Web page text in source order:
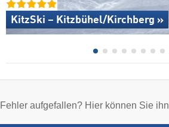
KitzSki – Kitzbühel/​Kirchberg »
Fehler aufgefallen? Hier können Sie ihn